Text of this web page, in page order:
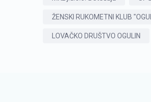
ŽENSKI RUKOMETNI KLUB
LOVAČKO DRUŠTVO OGULIN